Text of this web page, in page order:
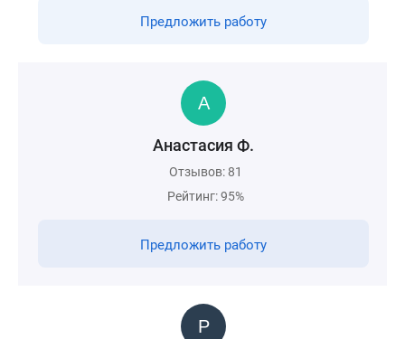
Предложить работу
Анастасия Ф.
Отзывов: 81
Рейтинг: 95%
Предложить работу